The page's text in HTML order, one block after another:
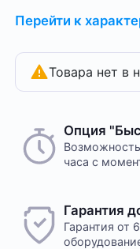
Перейти к
Товара нет в
Опция
часа с
Гарантия
Гарантия от